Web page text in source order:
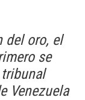
del oro, el
se
Venezuela